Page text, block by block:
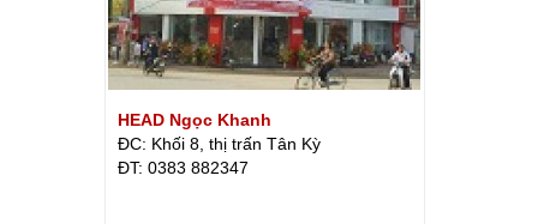
HEAD Ngọc Khanh
ĐC: Khối 8, thị trấn Tân Kỳ
ÐT: 0383 882347